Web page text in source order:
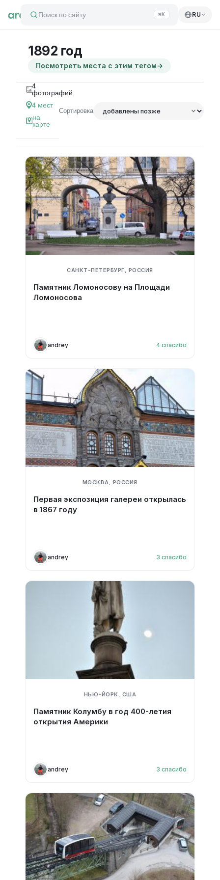
Поиск по сайту ⌘K RU
1892 год
Посмотреть места с этим тегом→
4
фотографий
4 мест
на
карте
Сортировка
САНКТ-ПЕТЕРБУРГ, РОССИЯ
Памятник Ломоносову на Площади
Ломоносова
andrey 4 спасибо
МОСКВА, РОССИЯ
Первая экспозиция галереи открылась
в 1867 году
andrey 3 спасибо
НЬЮ-ЙОРК, США
Памятник Колумбу в год 400-летия
открытия Америки
andrey 3 спасибо